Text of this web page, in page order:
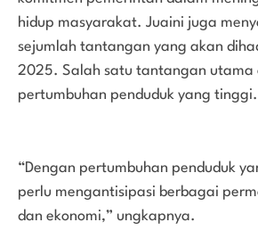
hidup masyarakat. Juaini juga
sejumlah tantangan yang akan
2025. Salah satu tantangan utama
pertumbuhan penduduk yang tinggi.
“Dengan pertumbuhan penduduk
perlu mengantisipasi berbagai
dan ekonomi,” ungkapnya.